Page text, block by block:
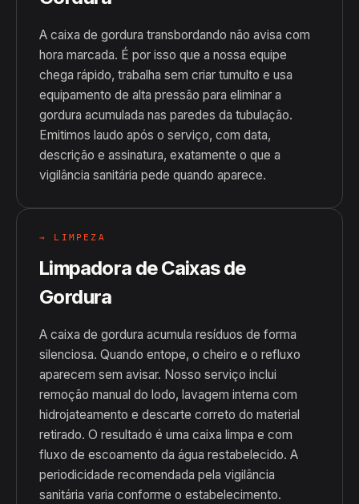
A caixa de gordura transbordando não avisa com
hora marcada. É por isso que a nossa equipe
chega rápido, trabalha sem criar tumulto e usa
equipamento de alta pressão para eliminar a
gordura acumulada nas paredes da tubulação.
Emitimos laudo após o serviço, com data,
descrição e assinatura, exatamente o que a
vigilância sanitária pede quando aparece.
→ LIMPEZA
Limpadora de Caixas de
Gordura
A caixa de gordura acumula resíduos de forma
silenciosa. Quando entope, o cheiro e o refluxo
aparecem sem avisar. Nosso serviço inclui
remoção manual do lodo, lavagem interna com
hidrojateamento e descarte correto do material
retirado. O resultado é uma caixa limpa e com
fluxo de escoamento da água restabelecido. A
periodicidade recomendada pela vigilância
sanitária varia conforme o estabelecimento.